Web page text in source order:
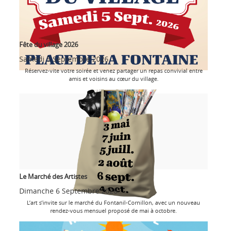
Fête du village 2026
Samedi 5 Septembre 2026
Réservez-vite votre soirée et venez partager un repas convivial entre
amis et voisins au cœur du village.
Le Marché des Artistes
Dimanche 6 Septembre 2026
L’art s’invite sur le marché du Fontanil-Cornillon, avec un nouveau
rendez-vous mensuel proposé de mai à octobre.